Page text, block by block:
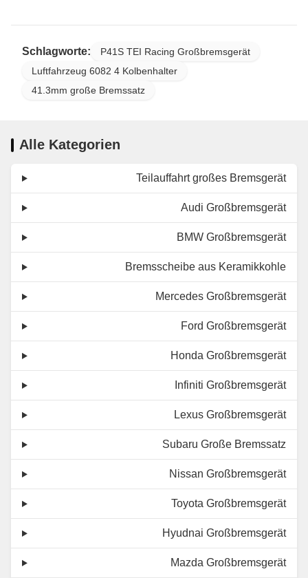
Schlagworte:
P41S TEI Racing Großbremsgerät
Luftfahrzeug 6082 4 Kolbenhalter
41.3mm große Bremssatz
Alle Kategorien
Teilauffahrt großes Bremsgerät
Audi Großbremsgerät
BMW Großbremsgerät
Bremsscheibe aus Keramikkohle
Mercedes Großbremsgerät
Ford Großbremsgerät
Honda Großbremsgerät
Infiniti Großbremsgerät
Lexus Großbremsgerät
Subaru Große Bremssatz
Nissan Großbremsgerät
Toyota Großbremsgerät
Hyudnai Großbremsgerät
Mazda Großbremsgerät